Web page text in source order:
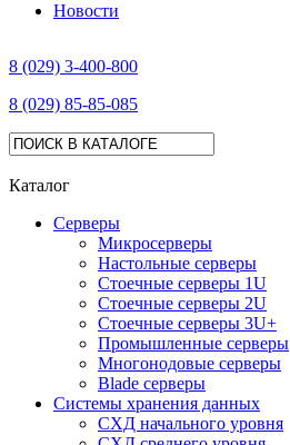
Новости
8 (029) 3-400-800
8 (029) 85-85-085
Каталог
Серверы
Микросерверы
Настольные серверы
Стоечные серверы 1U
Стоечные серверы 2U
Стоечные серверы 3U+
Промышленные серверы
Многонодовые серверы
Blade серверы
Системы хранения данных
СХД начального уровня